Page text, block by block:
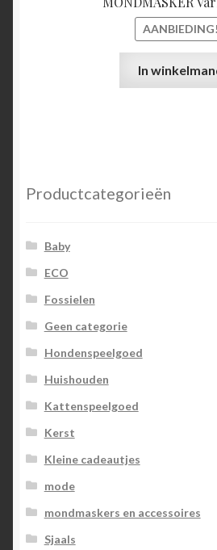
AANBIEDING!
In
Productcategorieën
Baby
ECO
Fossielen
Geen categorie
Hondenspeelgoed
Huishouden
Kattenspeelgoed
Kerst
Kleine cadeautjes
mode
mondmaskers en accessoires
Sjaals